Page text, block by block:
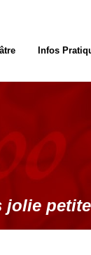
jolie
Infos